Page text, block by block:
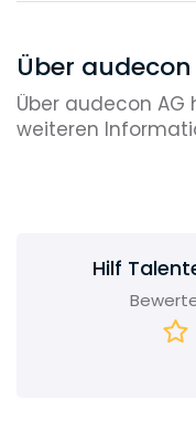
Über audecon
Über audecon AG
weiteren
Hilf